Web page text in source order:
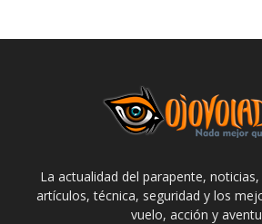
La actualidad del parapente,
artículos, técnica, seguridad y los
vuelo, acción y